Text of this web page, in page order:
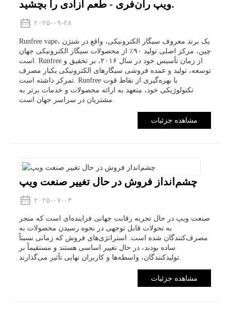
ویپ ران‌فری - طعم آزادی را بچشید.
۲۰۲۵-۰۹-۲۸
Runfree vape، یک برند معروف سیگار الکترونیکی، واقع در شنژن
چین، مرکز اصلی تولید ۹۰٪ از محصولات سیگار الکترونیکی جهان
است. Runfree از زمان تأسیس خود در سال ۲۰۱۶، بر تحقیق و
توسعه، تولید و عمده فروشی سیگارهای الکترونیکی یکبار مصرف
تمرکز داشته است. Runfree با بهره‌گیری از نقاط قوت
تکنولوژیکی خود، متعهد به ارائه محصولات و خدمات برتر به
مشاهده جزئیات
چشم‌انداز فروش در حال تغییر صنعت ویپ
۲۰۲۵-۰۷-۰۳
صنعت ویپ در حال تجربه رقابت جهانی فزاینده‌ای است که منجر
به تحولات قابل توجهی در نحوه رسیدن محصولات به
مصرف‌کنندگان شده است. استراتژی‌های فروش که زمانی نسبتاً
ساده بودند، در حال تغییر اساسی هستند و مستقیماً بر
تولیدکنندگان، واسطه‌ها و کاربران نهایی تأثیر می‌گذارند.
مشاهده جزئیات